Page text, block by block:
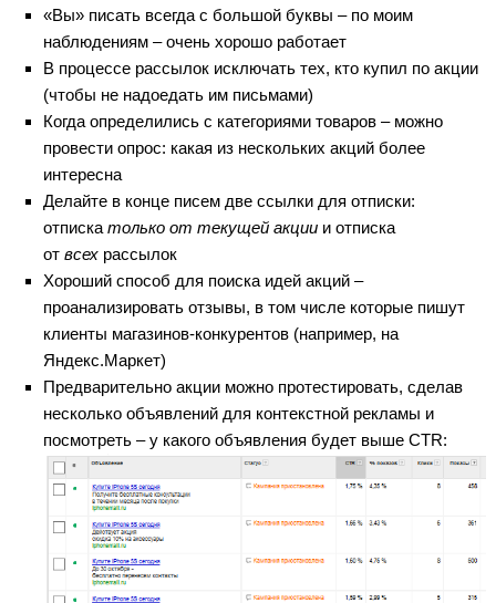
«Вы» писать всегда с большой буквы – по моим
наблюдениям – очень хорошо работает
В процессе рассылок исключать тех, кто купил по акции
(чтобы не надоедать им письмами)
Когда определились с категориями товаров – можно
провести опрос: какая из нескольких акций более
интересна
Делайте в конце писем две ссылки для отписки:
отписка только от текущей акциии отписка
от всехрассылок
Хороший способ для поиска идей акций –
проанализировать отзывы, в том числе которые пишут
клиенты магазинов-конкурентов (например, на
Яндекс.Маркет)
Предварительно акции можно протестировать, сделав
несколько объявлений для контекстной рекламы и
посмотреть – у какого объявления будет выше CTR: